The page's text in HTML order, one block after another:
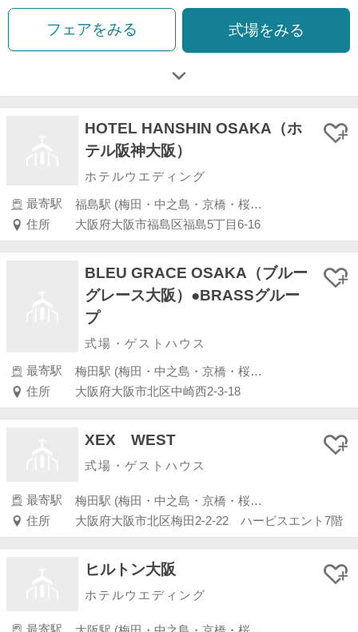
フェアをみる 式場をみる
HOTEL HANSHIN OSAKA（ホ
テル阪神大阪）
ホテルウエディング
最寄駅
福島駅 (梅田・中之島・京橋・桜ノ宮)
住所
大阪府大阪市福島区福島5丁目6-16
BLEU GRACE OSAKA（ブルー
グレース大阪）●BRASSグルー
プ
式場・ゲストハウス
最寄駅
梅田駅 (梅田・中之島・京橋・桜ノ宮)
住所
大阪府大阪市北区中崎西2-3-18
XEX WEST
式場・ゲストハウス
最寄駅
梅田駅 (梅田・中之島・京橋・桜ノ宮)
住所
大阪府大阪市北区梅田2-2-22 ハービスエント7階
ヒルトン大阪
ホテルウエディング